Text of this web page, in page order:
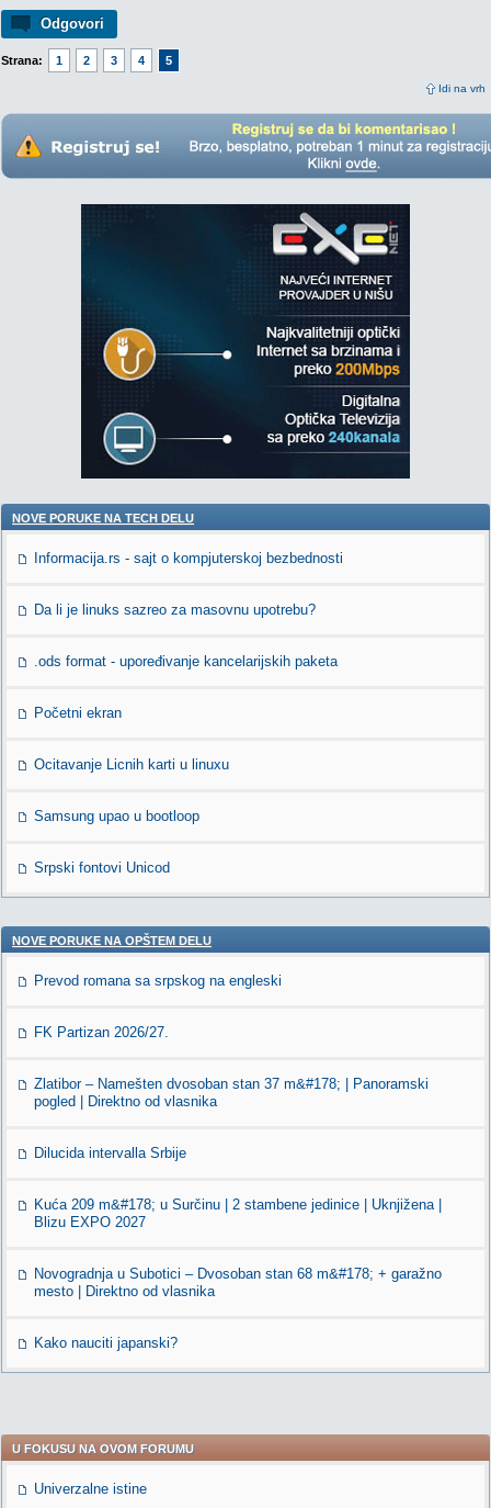
Odgovori
Strana: 1 2 3 4 5
Idi na vrh
NOVE PORUKE NA TECH DELU
Informacija.rs - sajt o kompjuterskoj bezbednosti
Da li je linuks sazreo za masovnu upotrebu?
.ods format - upoređivanje kancelarijskih paketa
Početni ekran
Ocitavanje Licnih karti u linuxu
Samsung upao u bootloop
Srpski fontovi Unicod
NOVE PORUKE NA OPŠTEM DELU
Prevod romana sa srpskog na engleski
FK Partizan 2026/27.
Zlatibor – Namešten dvosoban stan 37 m&#178; | Panoramski
pogled | Direktno od vlasnika
Dilucida intervalla Srbije
Kuća 209 m&#178; u Surčinu | 2 stambene jedinice | Uknjižena |
Blizu EXPO 2027
Novogradnja u Subotici – Dvosoban stan 68 m&#178; + garažno
mesto | Direktno od vlasnika
Kako nauciti japanski?
U FOKUSU NA OVOM FORUMU
Univerzalne istine